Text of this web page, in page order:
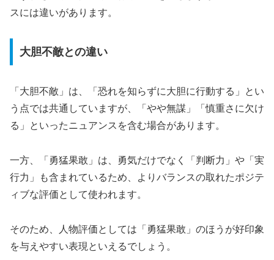
スには違いがあります。
大胆不敵との違い
「大胆不敵」は、「恐れを知らずに大胆に行動する」とい
う点では共通していますが、「やや無謀」「慎重さに欠け
る」といったニュアンスを含む場合があります。
一方、「勇猛果敢」は、勇気だけでなく「判断力」や「実
行力」も含まれているため、よりバランスの取れたポジテ
ィブな評価として使われます。
そのため、人物評価としては「勇猛果敢」のほうが好印象
を与えやすい表現といえるでしょう。